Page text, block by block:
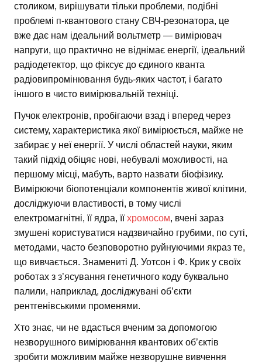
столиком, вирішувати тільки проблеми, подібні
проблемі п-квантового стану СВЧ-резонатора, це
вже дає нам ідеальний вольтметр — вимірювач
напруги, що практично не віднімає енергії, ідеальний
радіодетектор, що фіксує до єдиного кванта
радіовипромінювання будь-яких частот, і багато
іншого в чисто вимірювальній техніці.
Пучок електронів, пробігаючи взад і вперед через
систему, характеристика якої вимірюється, майже не
забирає у неї енергії. У числі областей науки, яким
такий підхід обіцяє нові, небувалі можливості, на
першому місці, мабуть, варто назвати біофізику.
Вимірюючи біопотенціали компонентів живої клітини,
досліджуючи властивості, в тому числі
електромагнітні, її ядра, їїхромосом, вчені зараз
змушені користуватися надзвичайно грубими, по суті,
методами, часто безповоротно руйнуючими якраз те,
що вивчається. Знамениті Д. Уотсон і Ф. Крик у своїх
роботах з з’ясування генетичного коду буквально
палили, наприклад, досліджувані об’єкти
рентгенівськими променями.
Хто знає, чи не вдасться вченим за допомогою
незворушного вимірювання квантових об’єктів
зробити можливим майже незворушне вивчення